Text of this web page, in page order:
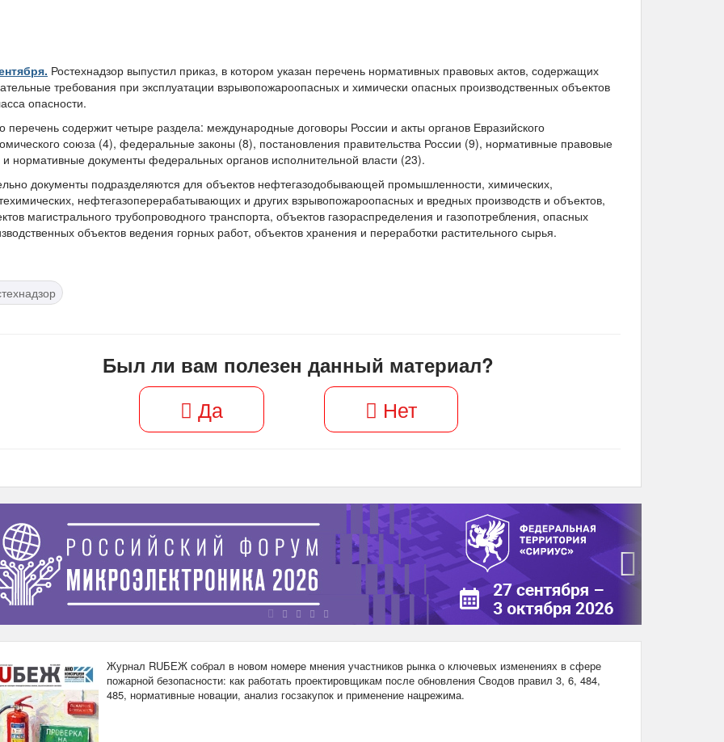
Ростехнадзор выпустил приказ, в котором указан перечень нормативных правовых актов, содержащих
требования при эксплуатации взрывопожароопасных и химически опасных производственных объектов
опасности.
перечень содержит четыре раздела: международные договоры России и акты органов Евразийского
союза (4), федеральные законы (8), постановления правительства России (9), нормативные правовые
и нормативные документы федеральных органов исполнительной власти (23).
документы подразделяются для объектов нефтегазодобывающей промышленности, химических,
нефтегазоперерабатывающих и других взрывопожароопасных и вредных производств и объектов,
магистрального трубопроводного транспорта, объектов газораспределения и газопотребления, опасных
объектов ведения горных работ, объектов хранения и переработки растительного сырья.
Был ли вам полезен данный материал?
Да Нет
›
Журнал RUБЕЖ собрал в новом номере мнения участников рынка о ключевых изменениях в сфере
пожарной безопасности: как работать проектировщикам после обновления Сводов правил 3, 6, 484,
485, нормативные новации, анализ госзакупок и применение нацрежима.